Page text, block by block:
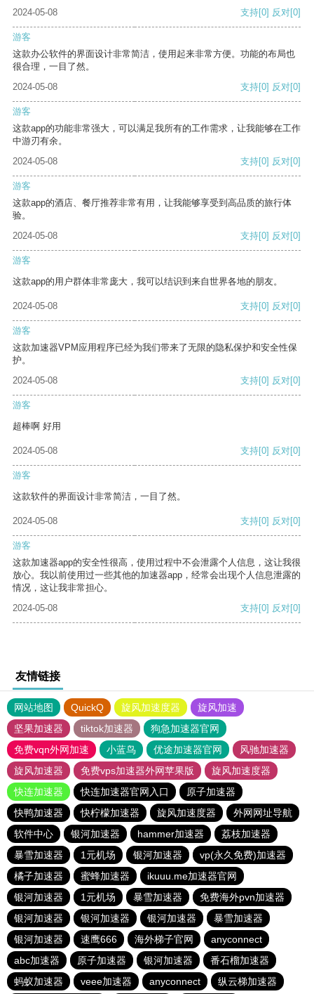
2024-05-08 支持[0] 反对[0]
游客
这款办公软件的界面设计非常简洁，使用起来非常方便。功能的布局也
很合理，一目了然。
2024-05-08
支持[0] 反对[0]
游客
这款app的功能非常强大，可以满足我所有的工作需求，让我能够在工作
中游刃有余。
2024-05-08
支持[0] 反对[0]
游客
这款app的酒店、餐厅推荐非常有用，让我能够享受到高品质的旅行体
验。
2024-05-08
支持[0] 反对[0]
游客
这款app的用户群体非常庞大，我可以结识到来自世界各地的朋友。
2024-05-08 支持[0] 反对[0]
游客
这款加速器VPM应用程序已经为我们带来了无限的隐私保护和安全性保
护。
2024-05-08
支持[0] 反对[0]
游客
超棒啊 好用
2024-05-08 支持[0] 反对[0]
游客
这款软件的界面设计非常简洁，一目了然。
2024-05-08 支持[0] 反对[0]
游客
这款加速器app的安全性很高，使用过程中不会泄露个人信息，这让我很
放心。我以前使用过一些其他的加速器app，经常会出现个人信息泄露的
情况，这让我非常担心。
2024-05-08
支持[0] 反对[0]
友情链接
网站地图 QuickQ 旋风加速度器
旋风加速
坚果加速器
tiktok加速器
狗急加速器官网
免费vqn外网加速
小蓝鸟 优途加速器官网
风驰加速器
旋风加速器
免费vps加速器外网苹果版
旋风加速度器
快连加速器
快连加速器官网入口
原子加速器
快鸭加速器
快柠檬加速器 旋风加速度器
外网网址导航
软件中心
银河加速器 hammer加速器
荔枝加速器
暴雪加速器
1元机场 银河加速器
vp(永久免费)加速器
橘子加速器
蜜蜂加速器
ikuuu.me加速器官网
银河加速器
1元机场 暴雪加速器
免费海外pvn加速器
银河加速器
银河加速器 银河加速器
暴雪加速器
银河加速器
速鹰666 海外梯子官网
anyconnect
abc加速器
原子加速器 银河加速器
番石榴加速器
蚂蚁加速器
veee加速器 anyconnect 纵云梯加速器